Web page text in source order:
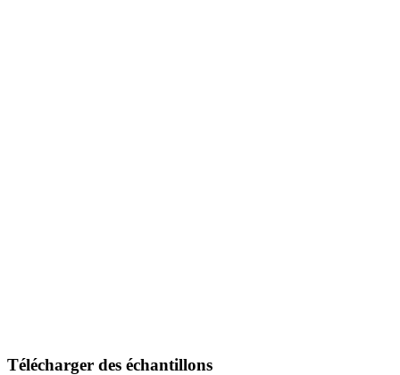
Télécharger des échantillons